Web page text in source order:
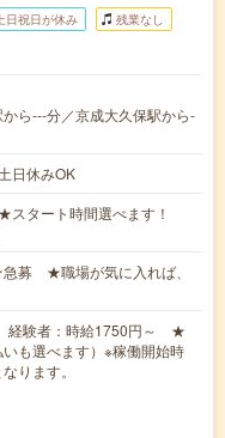
日祝日が休み 残業なし
ら---分／京成大久保駅から-
日休みOK
タート時間選べます！
募 ★職場が気に入れば、
経験者：時給1750円～ ★
も選べます）※稼働開始時
ります。